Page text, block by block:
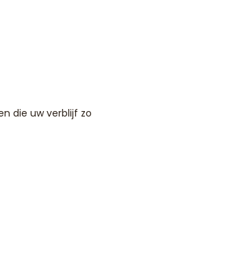
die uw verblijf zo